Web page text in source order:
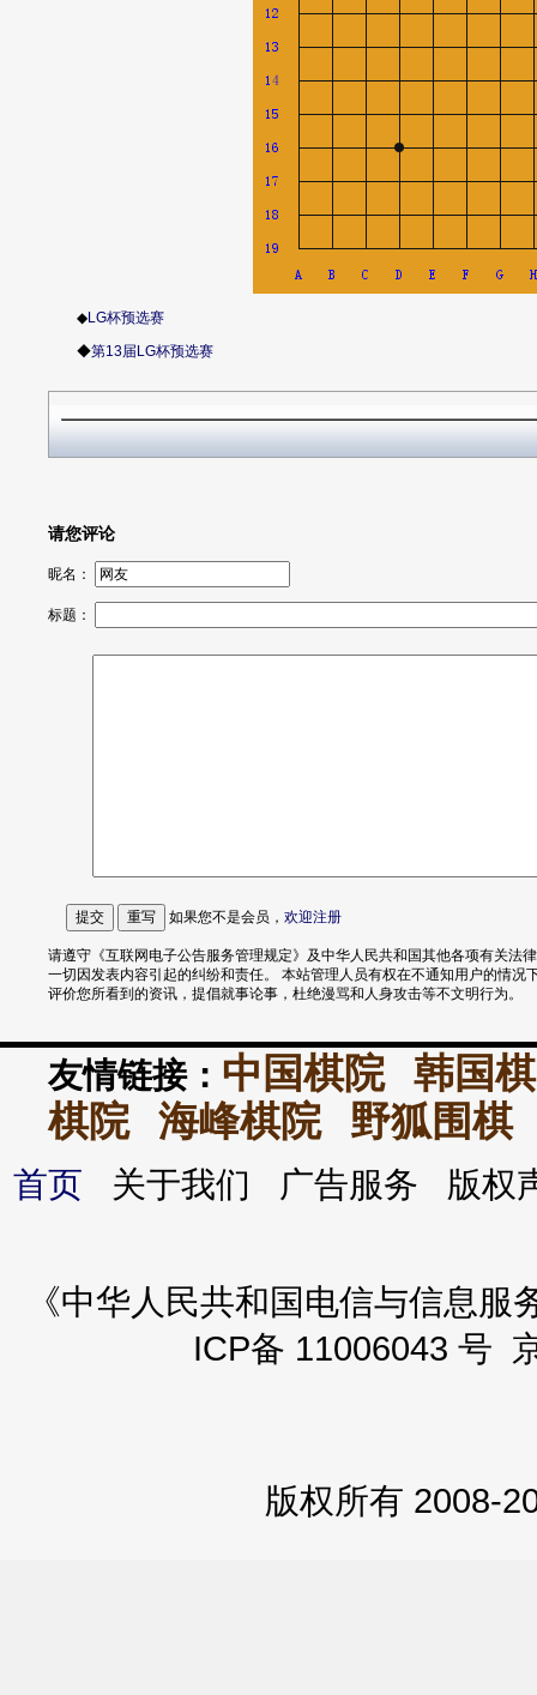
◆LG杯预选赛
◆第13届LG杯预选赛
请您评论
昵名：
标题：
如果您不是会员， 欢迎注册
请遵守《互联网电子公告服务管理规定》及中华人民共和国其他各项有关法
一切因发表内容引起的纠纷和责任。 本站管理人员有权在不通知用户的情况
评价您所看到的资讯，提倡就事论事，杜绝漫骂和人身攻击等不文明行为。
友情链接： 中国棋院
韩国
棋院
海峰棋院 野狐围棋
首页 关于我们 广告服务 版
《中华人民共和国电信与信息
ICP备 11006043 号
版权所有 2008-